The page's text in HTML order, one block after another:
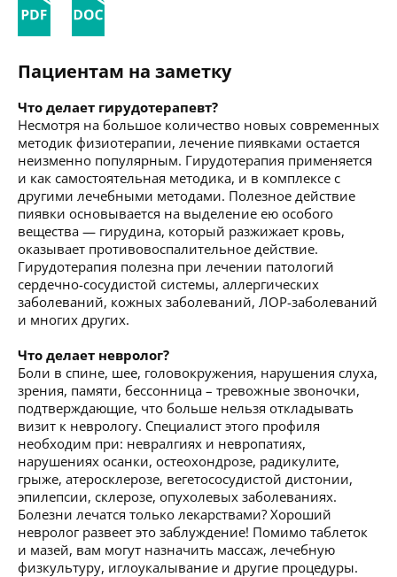
Пациентам на заметку
Что делает гирудотерапевт?
Несмотря на большое количество новых современных
методик физиотерапии, лечение пиявками остается
неизменно популярным. Гирудотерапия применяется
и как самостоятельная методика, и в комплексе с
другими лечебными методами. Полезное действие
пиявки основывается на выделение ею особого
вещества — гирудина, который разжижает кровь,
оказывает противовоспалительное действие.
Гирудотерапия полезна при лечении патологий
сердечно-сосудистой системы, аллергических
заболеваний, кожных заболеваний, ЛОР-заболеваний
и многих других.
Что делает невролог?
Боли в спине, шее, головокружения, нарушения слуха,
зрения, памяти, бессонница – тревожные звоночки,
подтверждающие, что больше нельзя откладывать
визит к неврологу. Специалист этого профиля
необходим при: невралгиях и невропатиях,
нарушениях осанки, остеохондрозе, радикулите,
грыже, атеросклерозе, вегетососудистой дистонии,
эпилепсии, склерозе, опухолевых заболеваниях.
Болезни лечатся только лекарствами? Хороший
невролог развеет это заблуждение! Помимо таблеток
и мазей, вам могут назначить массаж, лечебную
физкультуру, иглоукалывание и другие процедуры.